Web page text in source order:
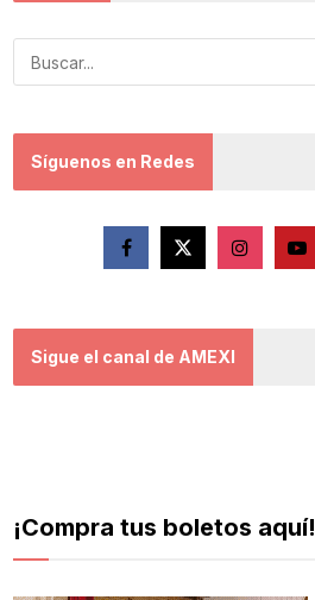
Síguenos en Redes
Sigue el canal de AMEXI
¡Compra tus boletos aquí!